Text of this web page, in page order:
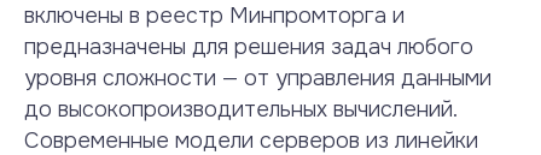
включены в реестр Минпромторга и
предназначены для решения задач любого
уровня сложности — от управления данными
до высокопроизводительных вычислений.
Современные модели серверов из линейки